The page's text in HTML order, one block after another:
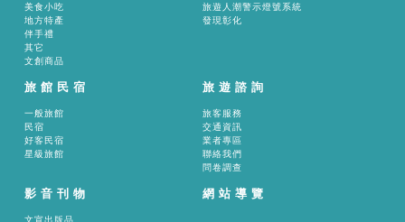
美食小吃
地方特產
伴手禮
其它
文創商品
旅遊人潮警示燈號系統
發現彰化
旅館民宿
一般旅館
民宿
好客民宿
星級旅館
旅遊諮詢
旅客服務
交通資訊
業者專區
聯絡我們
問卷調查
影音刊物 網站導覽